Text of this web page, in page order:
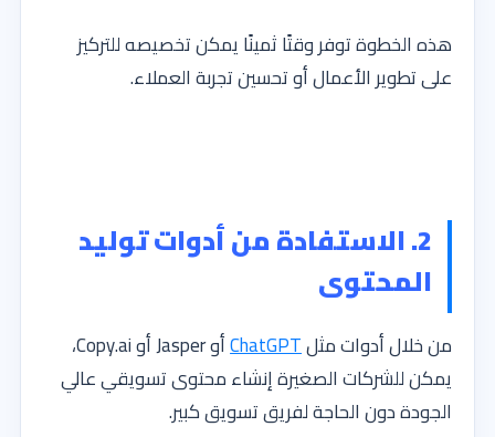
هذه الخطوة توفر وقتًا ثمينًا يمكن تخصيصه للتركيز
على تطوير الأعمال أو تحسين تجربة العملاء.
2. الاستفادة من أدوات توليد
المحتوى
من خلال أدوات مثلChatGPT
أو Jasper أو Copy.ai،
يمكن للشركات الصغيرة إنشاء محتوى تسويقي عالي
الجودة دون الحاجة لفريق تسويق كبير.